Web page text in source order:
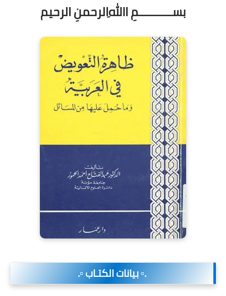
بســـــــــــمِ اﷲِالرحمنِ الرحيم
.▫️ بيانات الكتـاب ▫️.